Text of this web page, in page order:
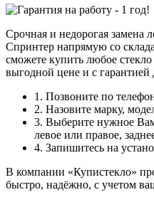
Срочная и недорогая замена
Спринтер напрямую со
сможете купить любое
выгодной цене и с
1. Позвоните по
2. Назовите марку,
3. Выберите нужное Вам
левое или правое,
4. Запишитесь на
В компании «Купистекло»
быстро, надёжно, с учетом